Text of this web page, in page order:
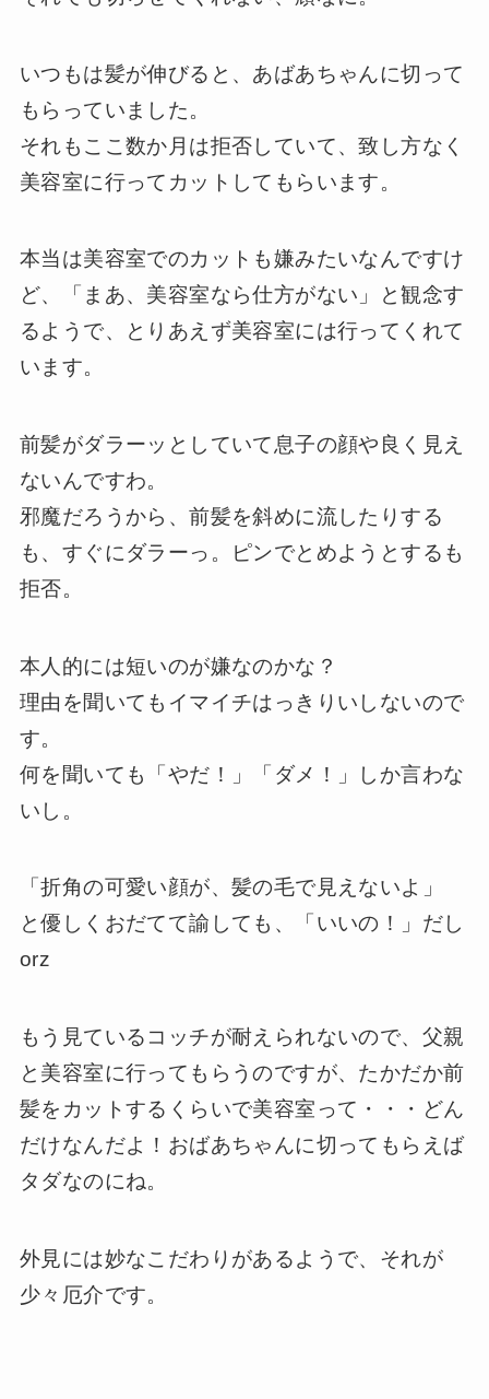
いつもは髪が伸びると、あばあちゃんに切って
もらっていました。
それもここ数か月は拒否していて、致し方なく
美容室に行ってカットしてもらいます。
本当は美容室でのカットも嫌みたいなんですけ
ど、「まあ、美容室なら仕方がない」と観念す
るようで、とりあえず美容室には行ってくれて
います。
前髪がダラーッとしていて息子の顔や良く見え
ないんですわ。
邪魔だろうから、前髪を斜めに流したりする
も、すぐにダラーっ。ピンでとめようとするも
拒否。
本人的には短いのが嫌なのかな？
理由を聞いてもイマイチはっきりいしないので
す。
何を聞いても「やだ！」「ダメ！」しか言わな
いし。
「折角の可愛い顔が、髪の毛で見えないよ」
と優しくおだてて諭しても、「いいの！」だし
orz
もう見ているコッチが耐えられないので、父親
と美容室に行ってもらうのですが、たかだか前
髪をカットするくらいで美容室って・・・どん
だけなんだよ！おばあちゃんに切ってもらえば
タダなのにね。
外見には妙なこだわりがあるようで、それが
少々厄介です。